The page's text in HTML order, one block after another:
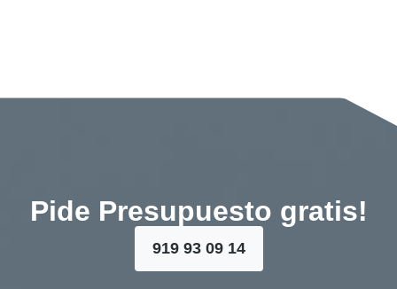
Pide Presupuesto gratis!
919 93 09 14